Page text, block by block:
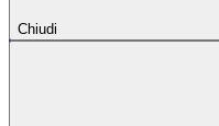
Chiudi